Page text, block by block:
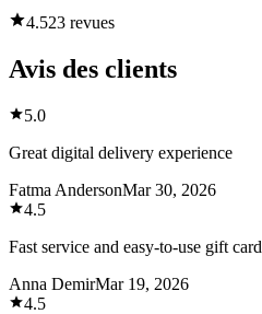
4.523 revues
Avis des clients
5.0
Great digital delivery experience
Fatma AndersonMar 30, 2026
4.5
Fast service and easy-to-use gift card
Anna DemirMar 19, 2026
4.5